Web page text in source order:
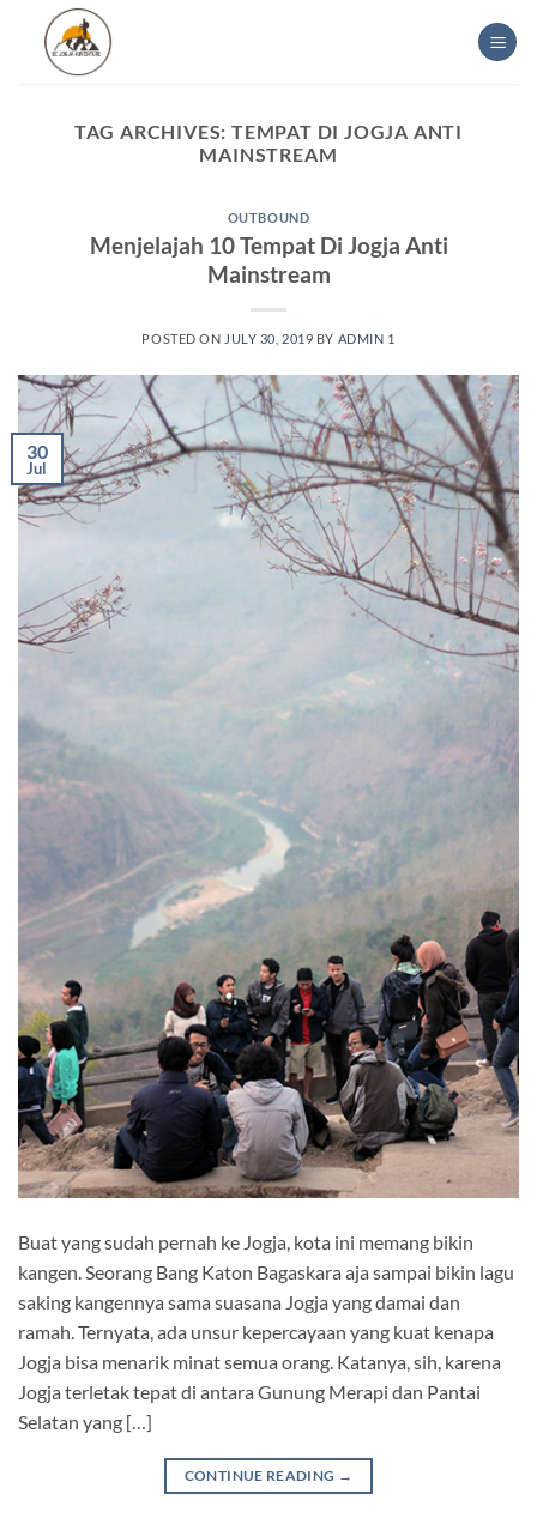
content
TAG ARCHIVES:TEMPAT DI JOGJA ANTI
MAINSTREAM
OUTBOUND
Menjelajah 10 Tempat Di Jogja Anti
Mainstream
POSTED ON JULY 30, 2019 BY ADMIN 1
30
Jul
Buat yang sudah pernah ke Jogja, kota ini memang bikin
kangen. Seorang Bang Katon Bagaskara aja sampai bikin lagu
saking kangennya sama suasana Jogja yang damai dan
ramah. Ternyata, ada unsur kepercayaan yang kuat kenapa
Jogja bisa menarik minat semua orang. Katanya, sih, karena
Jogja terletak tepat di antara Gunung Merapi dan Pantai
Selatan yang […]
CONTINUE READING →